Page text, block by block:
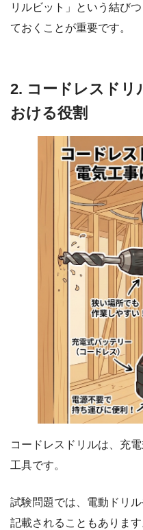
リルビット」という結び
ておくことが重要です。
2. コードレスドリ
おける役割
コードレスドリルは、充
工具です。
試験問題では、電動ドリ
記載されることもあります